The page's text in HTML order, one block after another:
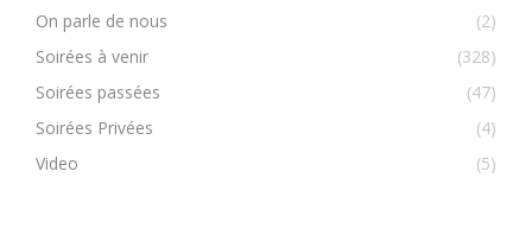
On parle de nous
(2)
Soirées à venir
(328)
Soirées passées
(47)
Soirées Privées
(4)
Video
(5)